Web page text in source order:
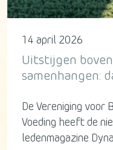
14 april 2026
Uitstijgen
samenhangen:
De Vereniging voor
Voeding heeft de
ledenmagazine